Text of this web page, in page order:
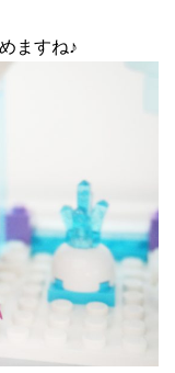
ますね♪